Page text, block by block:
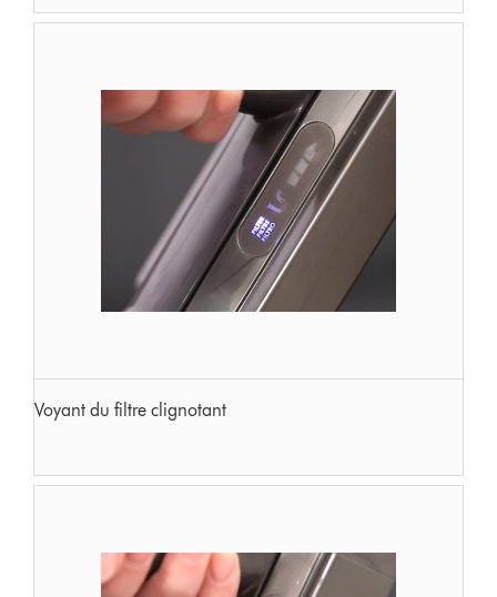
Voyant du filtre clignotant